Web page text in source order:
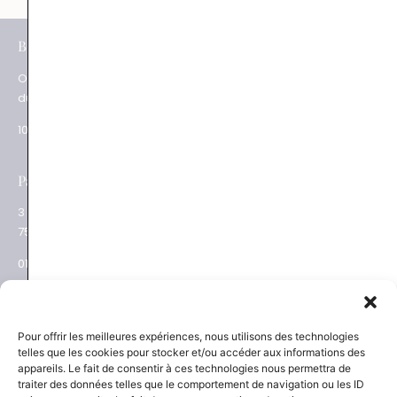
Pour offrir les meilleures expériences, nous utilisons des technologies
telles que les cookies pour stocker et/ou accéder aux informations des
appareils. Le fait de consentir à ces technologies nous permettra de
traiter des données telles que le comportement de navigation ou les ID
BOUTIQUES
Ouverture
du mardi au samedi
10.30 – 19.00
Paris XVII
3 place des Ternes
75017 Paris
01 53 81 69 08
NEWSLETTER
Découvrez les actualités
et les nouveautés
SAVOIR-FAIRE
La Maison
Joaillier négociant
Engagements